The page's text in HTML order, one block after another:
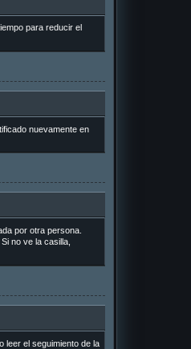
para reducir el
nuevamente en
por otra persona.
no ve la casilla,
leer el seguimiento de la